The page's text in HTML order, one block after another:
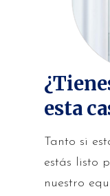
esta
Tanto si
estás listo
nuestro